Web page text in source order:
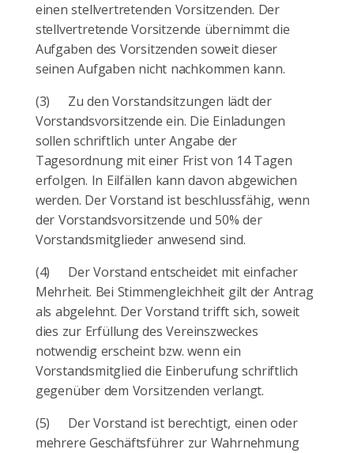
einen stellvertretenden Vorsitzenden. Der
stellvertretende Vorsitzende übernimmt die
Aufgaben des Vorsitzenden soweit dieser
seinen Aufgaben nicht nachkommen kann.
(3) Zu den Vorstandsitzungen lädt der
Vorstandsvorsitzende ein. Die Einladungen
sollen schriftlich unter Angabe der
Tagesordnung mit einer Frist von 14 Tagen
erfolgen. In Eilfällen kann davon abgewichen
werden. Der Vorstand ist beschlussfähig, wenn
der Vorstandsvorsitzende und 50% der
Vorstandsmitglieder anwesend sind.
(4) Der Vorstand entscheidet mit einfacher
Mehrheit. Bei Stimmengleichheit gilt der Antrag
als abgelehnt. Der Vorstand trifft sich, soweit
dies zur Erfüllung des Vereinszweckes
notwendig erscheint bzw. wenn ein
Vorstandsmitglied die Einberufung schriftlich
gegenüber dem Vorsitzenden verlangt.
(5) Der Vorstand ist berechtigt, einen oder
mehrere Geschäftsführer zur Wahrnehmung